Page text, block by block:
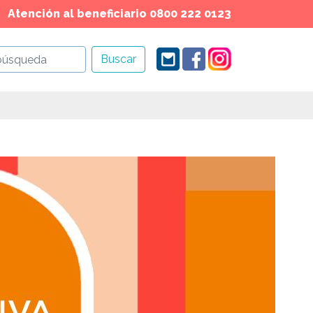
Atención al beneficiario 0800 222 0123
Buscar